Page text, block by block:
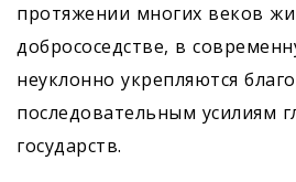
протяжении многих веков
добрососедстве, в
неуклонно укрепляются
последовательным усилиям
государств.